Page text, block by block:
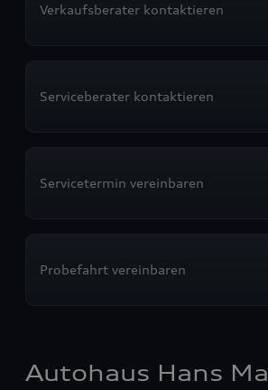
Verkaufsberater kontaktieren
Serviceberater kontaktieren
Servicetermin vereinbaren
Probefahrt vereinbaren
Autohaus Hans